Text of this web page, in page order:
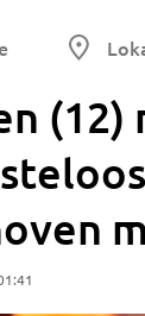
(12)